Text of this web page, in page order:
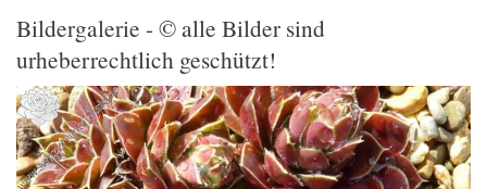
Bildergalerie - © alle Bilder sind
urheberrechtlich geschützt!